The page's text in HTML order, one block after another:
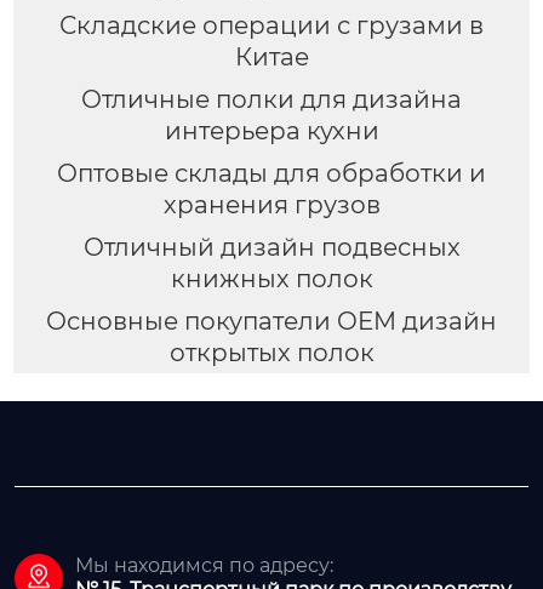
Складские операции с грузами в
Китае
Отличные полки для дизайна
интерьера кухни
Оптовые склады для обработки и
хранения грузов
Отличный дизайн подвесных
книжных полок
Основные покупатели OEM дизайн
открытых полок

Мы находимся по адресу: